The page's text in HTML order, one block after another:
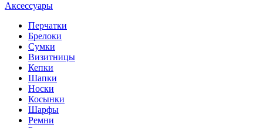
Аксессуары
Перчатки
Брелоки
Сумки
Визитницы
Кепки
Шапки
Носки
Косынки
Шарфы
Ремни